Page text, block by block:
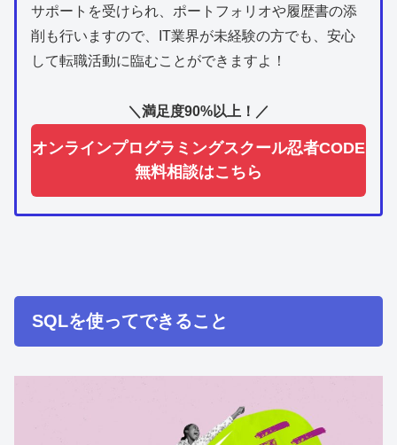
サポートを受けられ、ポートフォリオや履歴書の添
削も行いますので、IT業界が未経験の方でも、安心
して転職活動に臨むことができますよ！
＼満足度90%以上！／
オンラインプログラミングスクール忍者CODE
無料相談はこちら
SQLを使ってできること